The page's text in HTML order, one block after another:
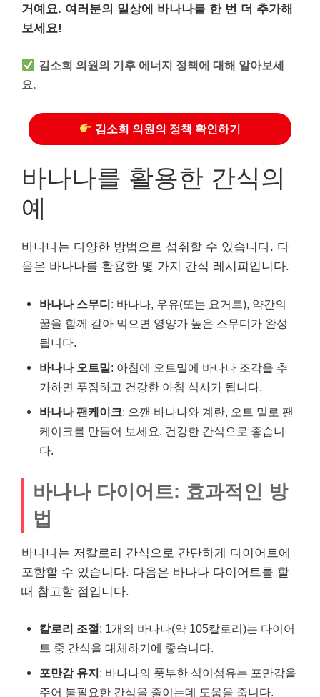
거예요. 여러분의 일상에 바나나를 한 번 더 추가해
보세요!
김소희 의원의 기후 에너지 정책에 대해 알아보세
요.
김소희 의원의 정책 확인하기
바나나를 활용한 간식의
예
바나나는 다양한 방법으로 섭취할 수 있습니다. 다
음은 바나나를 활용한 몇 가지 간식 레시피입니다.
바나나 스무디: 바나나, 우유(또는 요거트), 약간의
꿀을 함께 갈아 먹으면 영양가 높은 스무디가 완성
됩니다.
바나나 오트밀: 아침에 오트밀에 바나나 조각을 추
가하면 푸짐하고 건강한 아침 식사가 됩니다.
바나나 팬케이크: 으깬 바나나와 계란, 오트 밀로 팬
케이크를 만들어 보세요. 건강한 간식으로 좋습니
다.
바나나 다이어트: 효과적인 방
법
바나나는 저칼로리 간식으로 간단하게 다이어트에
포함할 수 있습니다. 다음은 바나나 다이어트를 할
때 참고할 점입니다.
칼로리 조절: 1개의 바나나(약 105칼로리)는 다이어
트 중 간식을 대체하기에 좋습니다.
포만감 유지: 바나나의 풍부한 식이섬유는 포만감을
주어 불필요한 간식을 줄이는데 도움을 줍니다.